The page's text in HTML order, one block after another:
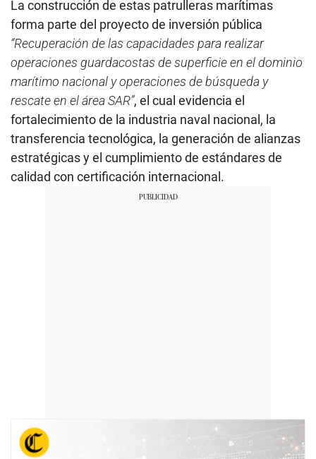
La construcción de estas patrulleras marítimas
forma parte del proyecto de inversión pública
“Recuperación de las capacidades para realizar
operaciones guardacostas de superficie en el dominio
marítimo nacional y operaciones de búsqueda y
rescate en el área SAR”, el cual evidencia el
fortalecimiento de la industria naval nacional, la
transferencia tecnológica, la generación de alianzas
estratégicas y el cumplimiento de estándares de
calidad con certificación internacional.